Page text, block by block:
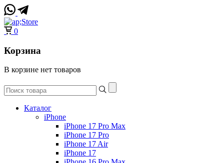
0
Корзина
В корзине нет товаров
Каталог
iPhone
iPhone 17 Pro Max
iPhone 17 Pro
iPhone 17 Air
iPhone 17